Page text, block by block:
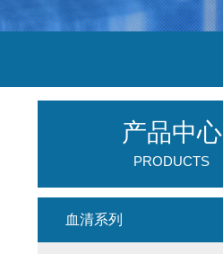
产品中心
PRODUCTS
血清系列